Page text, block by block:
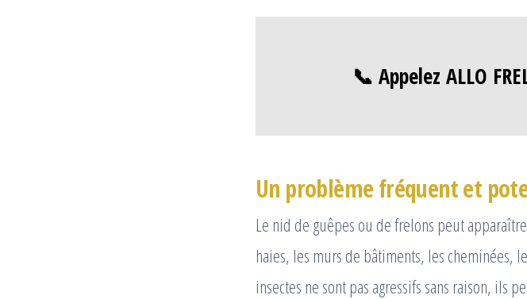
📞 Appelez ALLO
Un problème fréquent et
Le nid de guêpes ou de frelons peut
haies, les murs de bâtiments, les cheminées,
insectes ne sont pas agressifs sans raison, ils